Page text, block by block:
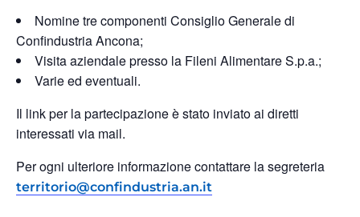
Nomine tre componenti Consiglio Generale di
Confindustria Ancona;
Visita aziendale presso la Fileni Alimentare S.p.a.;
Varie ed eventuali.
Il link per la partecipazione è stato inviato ai diretti
interessati via mail.
Per ogni ulteriore informazione contattare la segreteria
territorio@confindustria.an.it